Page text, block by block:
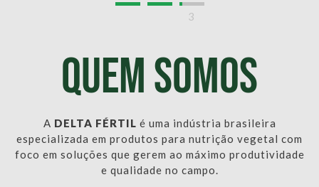
3
QUEM SOMOS
A DELTA FÉRTIL é uma indústria brasileira
especializada em produtos para nutrição vegetal com
foco em soluções que gerem ao máximo produtividade
e qualidade no campo.